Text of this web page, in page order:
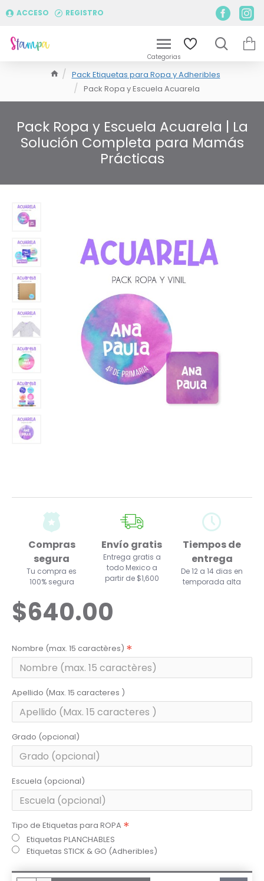
ACCESO REGISTRO
Pack Etiquetas para Ropa y Adheribles
Pack Ropa y Escuela Acuarela
Pack Ropa y Escuela Acuarela | La
Solución Completa para Mamás
Prácticas
Compras
segura
Tu compra es
100% segura
Envío gratis
Entrega gratis a
todo Mexico a
partir de $1,600
Tiempos de
entrega
De 12 a 14 dias en
temporada alta
$640.00
Nombre (max. 15 caractères)
Apellido (Max. 15 caracteres )
Grado (opcional)
Escuela (opcional)
Tipo de Etiquetas para ROPA
Etiquetas PLANCHABLES
Etiquetas STICK & GO (Adheribles)